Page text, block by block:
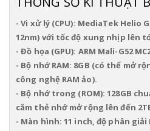
- Vi xử lý (CPU): MediaTek Helio
12nm) với tốc độ xung nhịp lên
- Đồ họa (GPU): ARM Mali-G52
- Bộ nhớ RAM: 8GB (có thể mở
công nghệ RAM ảo).
- Bộ nhớ trong (ROM): 128GB
cắm thẻ nhớ mở rộng lên đến
- Màn hình: 11 inch, độ phân giải